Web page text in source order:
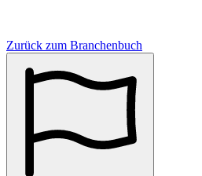
Zurück zum Branchenbuch